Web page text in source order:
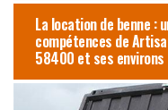
La location de benne :
compétences de
58400 et ses environs